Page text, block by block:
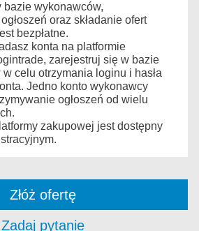
bazie wykonawców,
oraz składanie ofert
bezpłatne.
konta na platformie
zarejestruj się w bazie
celu otrzymania loginu i hasła
Jedno konto wykonawcy
ogłoszeń od wielu
zakupowej jest dostępny
Złóż ofertę
Zadaj pytanie